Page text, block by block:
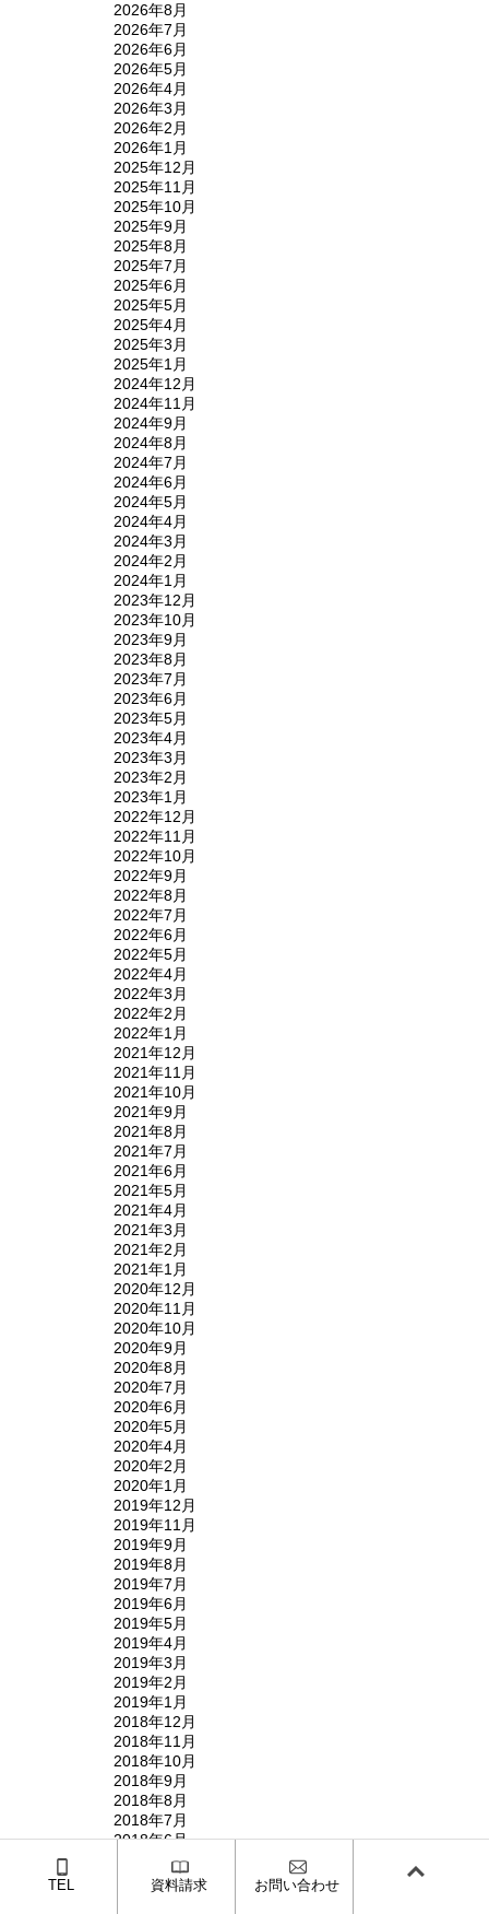
2026年8月
2026年7月
2026年6月
2026年5月
2026年4月
2026年3月
2026年2月
2026年1月
2025年12月
2025年11月
2025年10月
2025年9月
2025年8月
2025年7月
2025年6月
2025年5月
2025年4月
2025年3月
2025年1月
2024年12月
2024年11月
2024年9月
2024年8月
2024年7月
2024年6月
2024年5月
2024年4月
2024年3月
2024年2月
2024年1月
2023年12月
2023年10月
2023年9月
2023年8月
2023年7月
2023年6月
2023年5月
2023年4月
2023年3月
2023年2月
2023年1月
2022年12月
2022年11月
2022年10月
2022年9月
2022年8月
2022年7月
2022年6月
2022年5月
2022年4月
2022年3月
2022年2月
2022年1月
2021年12月
2021年11月
2021年10月
2021年9月
2021年8月
2021年7月
2021年6月
2021年5月
2021年4月
2021年3月
2021年2月
2021年1月
2020年12月
2020年11月
2020年10月
2020年9月
2020年8月
2020年7月
2020年6月
2020年5月
2020年4月
2020年2月
2020年1月
2019年12月
2019年11月
2019年9月
2019年8月
2019年7月
2019年6月
2019年5月
2019年4月
2019年3月
2019年2月
2019年1月
2018年12月
2018年11月
2018年10月
2018年9月
2018年8月
2018年7月
2018年6月
2018年5月
2018年4月
TEL 資料請求 お問い合わせ